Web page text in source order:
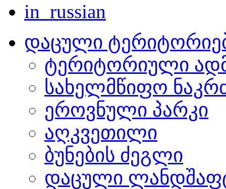
in_russian
დაცული
ტერიტორიული
სახელმწიფო
ეროვნული პარკი
აღკვეთილი
ბუნების ძეგლი
დაცული